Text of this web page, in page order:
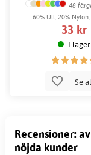
48
60% Ull, 20%
33 kr
I lager
Se
Recensioner:
nöjda kunder